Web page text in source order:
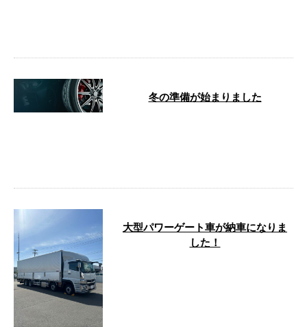
冬の準備が始まりました
大型パワーゲート車が納車になりま
した！